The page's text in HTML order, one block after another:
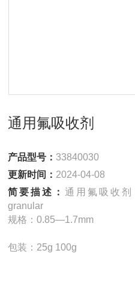
通用氟吸收剂
产品型号：33840030
更新时间： 2024-04-08
简要描述：通用氟吸收剂
granular
规格：0.85—1.7mm
包装：25g 100g